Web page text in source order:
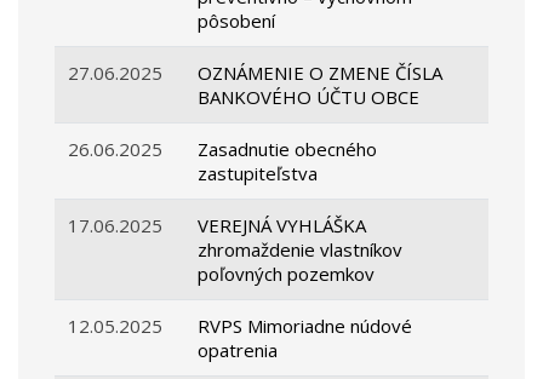
pôsobení
27.06.2025
OZNÁMENIE O ZMENE ČÍSLA
BANKOVÉHO ÚČTU OBCE
26.06.2025
Zasadnutie obecného
zastupiteľstva
17.06.2025
VEREJNÁ VYHLÁŠKA
zhromaždenie vlastníkov
poľovných pozemkov
12.05.2025
RVPS Mimoriadne núdové
opatrenia